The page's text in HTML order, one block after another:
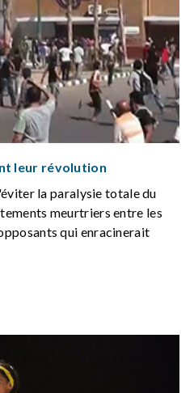
leur révolution
la paralysie totale du
meurtriers entre les
qui enracinerait